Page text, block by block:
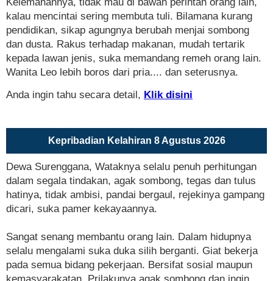
Kelemahannya, tidak mau di bawah perintah orang lain,
kalau mencintai sering membuta tuli. Bilamana kurang
pendidikan, sikap agungnya berubah menjai sombong
dan dusta. Rakus terhadap makanan, mudah tertarik
kepada lawan jenis, suka memandang remeh orang lain.
Wanita Leo lebih boros dari pria.... dan seterusnya.
Anda ingin tahu secara detail, Klik disini
Kepribadian Kelahiran 8 Agustus 2026
Dewa Surenggana, Wataknya selalu penuh perhitungan
dalam segala tindakan, agak sombong, tegas dan tulus
hatinya, tidak ambisi, pandai bergaul, rejekinya gampang
dicari, suka pamer kekayaannya.
Sangat senang membantu orang lain. Dalam hidupnya
selalu mengalami suka duka silih berganti. Giat bekerja
pada semua bidang pekerjaan. Bersifat sosial maupun